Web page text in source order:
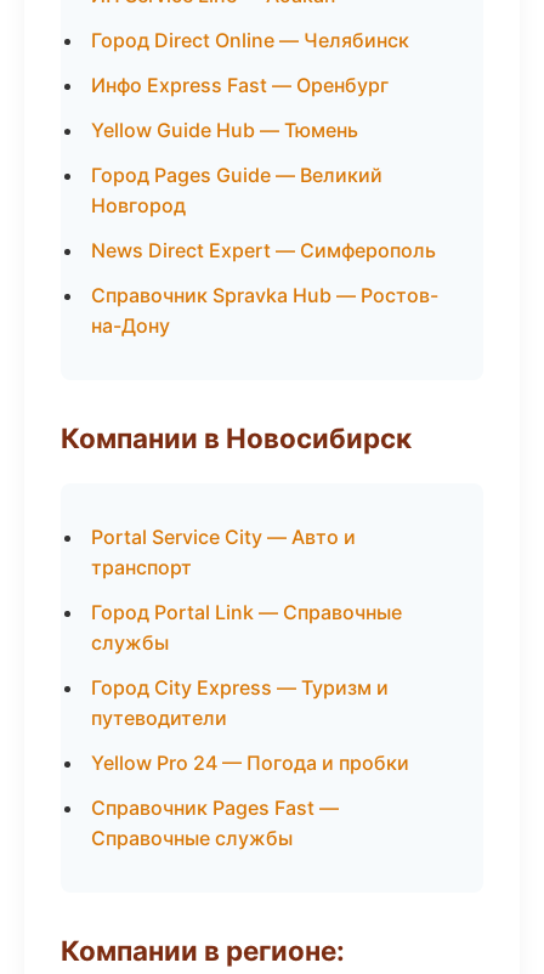
Город Direct Online — Челябинск
Инфо Express Fast — Оренбург
Yellow Guide Hub — Тюмень
Город Pages Guide — Великий
Новгород
News Direct Expert — Симферополь
Справочник Spravka Hub — Ростов-
на-Дону
Компании в Новосибирск
Portal Service City — Авто и
транспорт
Город Portal Link — Справочные
службы
Город City Express — Туризм и
путеводители
Yellow Pro 24 — Погода и пробки
Справочник Pages Fast —
Справочные службы
Компании в регионе: